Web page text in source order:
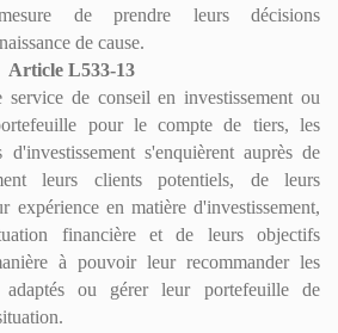
de prendre leurs décisions
de cause.
Article L533-13
de conseil en investissement ou
pour le compte de tiers, les
d'investissement s'enquièrent auprès de
leurs clients potentiels, de leurs
expérience en matière d'investissement,
financière et de leurs objectifs
à pouvoir leur recommander les
adaptés ou gérer leur portefeuille de